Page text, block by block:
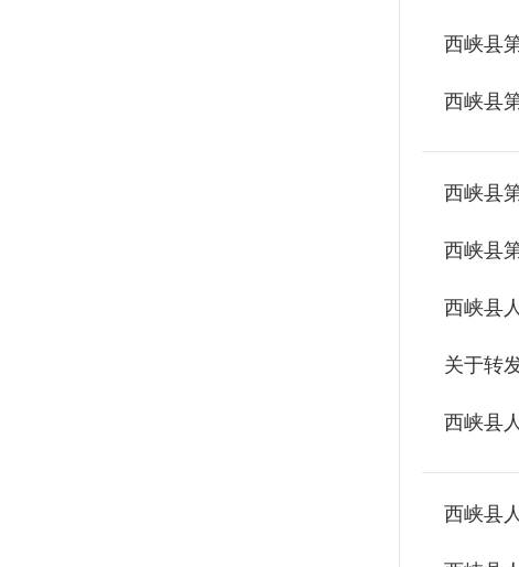
西峡县
西峡县
西峡县
西峡县
西峡县
西峡县
西峡县